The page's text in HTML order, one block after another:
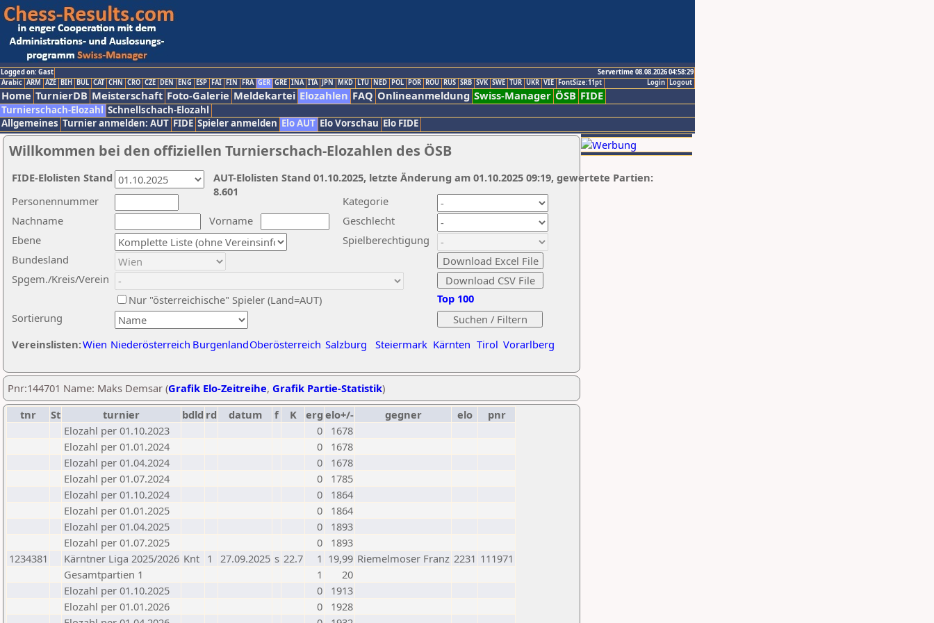
Logged on: Gast
Servertime 08.08.2026 04:58:29
Logout
Login
Arabic ARM AZE BIH BUL CAT CHN CRO CZE DEN ENG ESP FAI FIN FRA GER GRE INA ITA JPN MKD LTU NED POL POR ROU RUS SRB SVK SWE TUR UKR VIE FontSize:11pt
Home TurnierDB Meisterschaft Foto-Galerie Meldekartei Elozahlen FAQ Onlineanmeldung Swiss-Manager ÖSB FIDE
Turnierschach-Elozahl Schnellschach-Elozahl
Allgemeines Turnier anmelden: AUT FIDE Spieler anmelden Elo AUT Elo Vorschau Elo FIDE
Willkommen bei den offiziellen Turnierschach-Elozahlen des ÖSB
Nachname
Vorname
Ebene
Kategorie
Sortierung
Personennummer
Bundesland
Spgem./Kreis/Verein
Geschlecht
Nur "österreichische" Spieler (Land=AUT)
Spielberechtigung
Vereinslisten:Wien Niederösterreich BurgenlandOberösterreich Salzburg Steiermark Kärnten Tirol Vorarlberg
Top 100
AUT-Elolisten Stand 01.10.2025, letzte Änderung am 01.10.2025 09:19, gewertete Partien:
8.601
FIDE-Elolisten Stand
Pnr:144701 Name: Maks Demsar (Grafik Elo-Zeitreihe, Grafik Partie-Statistik)
tnr
St turnier bdld rd datum f K erg elo+/- gegner elo
pnr
Elozahl per 01.10.2023
0
1678
Elozahl per 01.01.2024
0
1678
Elozahl per 01.04.2024
0
1678
Elozahl per 01.07.2024
0
1785
Elozahl per 01.10.2024
0
1864
Elozahl per 01.01.2025
0
1864
Elozahl per 01.04.2025
0
1893
Elozahl per 01.07.2025
0
1893
1234381
Kärntner Liga 2025/2026 Knt 1 27.09.2025 s 22.7 1 19,99 Riemelmoser Franz 2231 111971
Gesamtpartien 1
1
20
Elozahl per 01.10.2025
0
1913
Elozahl per 01.01.2026
0
1928